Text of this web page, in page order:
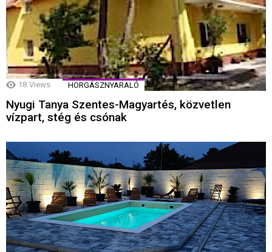
18 Views HORGÁSZNYARALÓ
Nyugi Tanya Szentes-Magyartés, közvetlen
vízpart, stég és csónak